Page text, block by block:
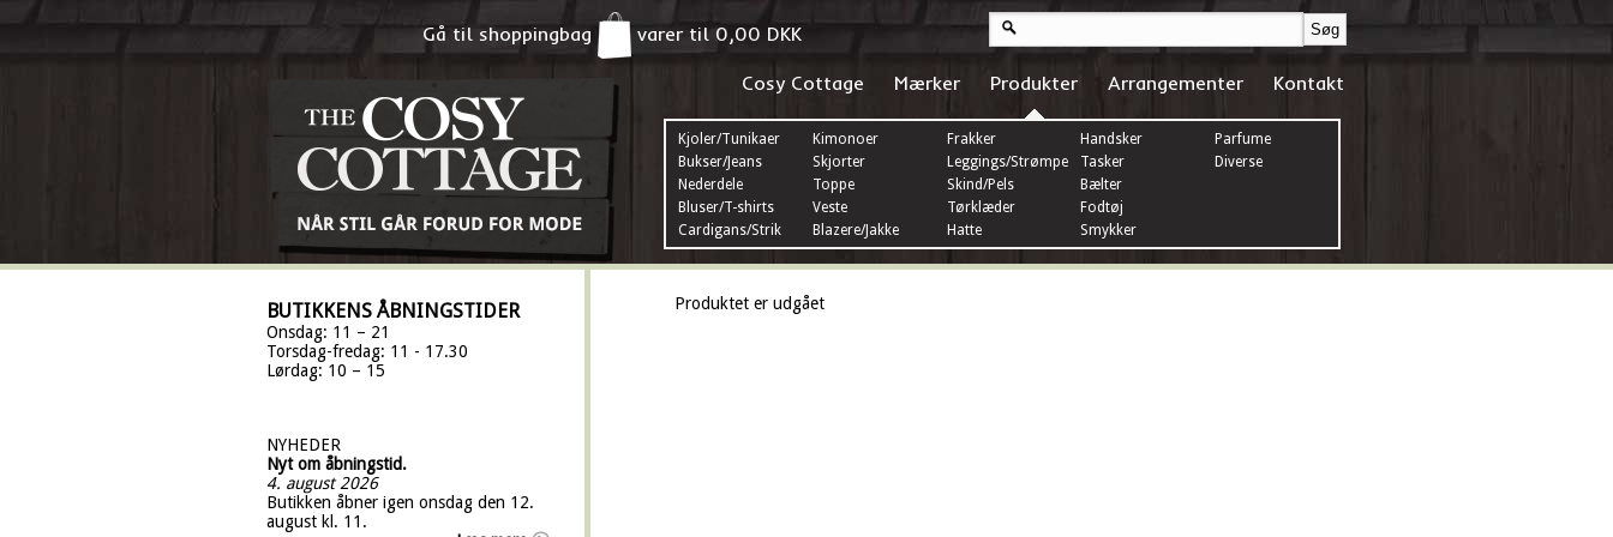
Gå til shoppingbag varer til0,00 DKK
Cosy Cottage Mærker Produkter
Kjoler/Tunikaer
Bukser/Jeans
Nederdele
Bluser/T-shirts
Cardigans/Strik
Kimonoer
Skjorter
Toppe
Veste
Blazere/Jakke
Frakker
Leggings/Strømper
Skind/Pels
Tørklæder
Hatte
Handsker
Tasker
Bælter
Fodtøj
Smykker
Parfume
Diverse
Arrangementer Kontakt
BUTIKKENS ÅBNINGSTIDER
Onsdag: 11 – 21
Torsdag-fredag: 11 - 17.30
Lørdag: 10 – 15
NYHEDER
Nyt om åbningstid.
4. august 2026
Butikken åbner igen onsdag den 12.
august kl. 11.
Produktet er udgået